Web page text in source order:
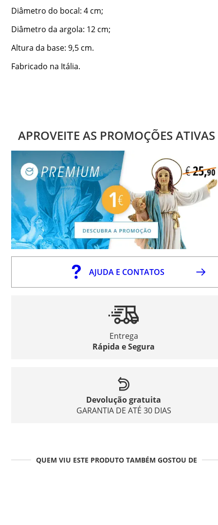
Diâmetro do bocal: 4 cm;
Diâmetro da argola: 12 cm;
Altura da base: 9,5 cm.
Fabricado na Itália.
APROVEITE AS PROMOÇÕES ATIVAS
AJUDA E CONTATOS
Entrega
Rápida e Segura
Devolução gratuita
GARANTIA DE ATÉ 30 DIAS
QUEM VIU ESTE PRODUTO TAMBÉM GOSTOU DE